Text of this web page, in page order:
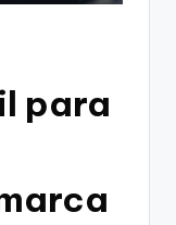
para